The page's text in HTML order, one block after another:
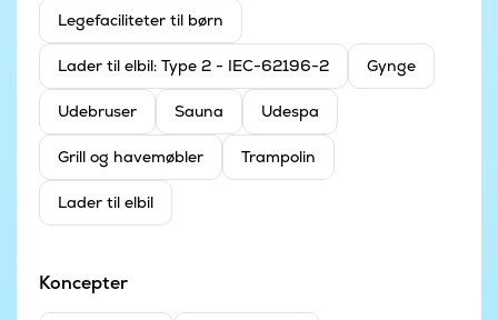
Legefaciliteter til børn
Lader til elbil: Type 2 - IEC-62196-2 Gynge
Udebruser Sauna Udespa
Grill og havemøbler Trampolin
Lader til elbil
Koncepter